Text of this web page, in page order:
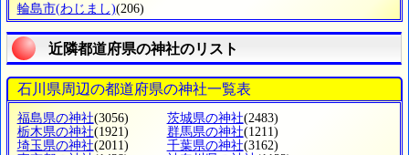
輪島市(わじまし)(206)
近隣都道府県の神社のリスト
石川県周辺の都道府県の神社一覧表
福島県の神社(3056) 茨城県の神社(2483)
栃木県の神社(1921) 群馬県の神社(1211)
埼玉県の神社(2011) 千葉県の神社(3162)